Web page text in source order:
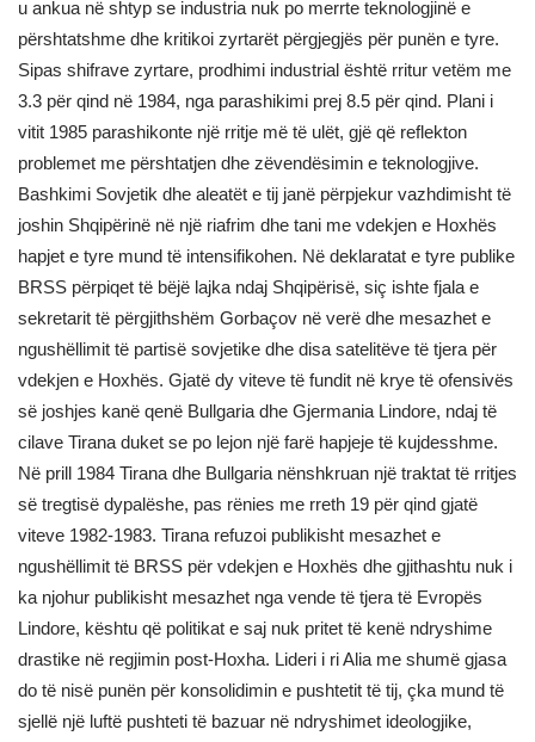
u ankua në shtyp se industria nuk po merrte teknologjinë e
përshtatshme dhe kritikoi zyrtarët përgjegjës për punën e tyre.
Sipas shifrave zyrtare, prodhimi industrial është rritur vetëm me
3.3 për qind në 1984, nga parashikimi prej 8.5 për qind. Plani i
vitit 1985 parashikonte një rritje më të ulët, gjë që reflekton
problemet me përshtatjen dhe zëvendësimin e teknologjive.
Bashkimi Sovjetik dhe aleatët e tij janë përpjekur vazhdimisht të
joshin Shqipërinë në një riafrim dhe tani me vdekjen e Hoxhës
hapjet e tyre mund të intensifikohen. Në deklaratat e tyre publike
BRSS përpiqet të bëjë lajka ndaj Shqipërisë, siç ishte fjala e
sekretarit të përgjithshëm Gorbaçov në verë dhe mesazhet e
ngushëllimit të partisë sovjetike dhe disa satelitëve të tjera për
vdekjen e Hoxhës. Gjatë dy viteve të fundit në krye të ofensivës
së joshjes kanë qenë Bullgaria dhe Gjermania Lindore, ndaj të
cilave Tirana duket se po lejon një farë hapjeje të kujdesshme.
Në prill 1984 Tirana dhe Bullgaria nënshkruan një traktat të rritjes
së tregtisë dypalëshe, pas rënies me rreth 19 për qind gjatë
viteve 1982-1983. Tirana refuzoi publikisht mesazhet e
ngushëllimit të BRSS për vdekjen e Hoxhës dhe gjithashtu nuk i
ka njohur publikisht mesazhet nga vende të tjera të Evropës
Lindore, kështu që politikat e saj nuk pritet të kenë ndryshime
drastike në regjimin post-Hoxha. Lideri i ri Alia me shumë gjasa
do të nisë punën për konsolidimin e pushtetit të tij, çka mund të
sjellë një luftë pushteti të bazuar në ndryshimet ideologjike,